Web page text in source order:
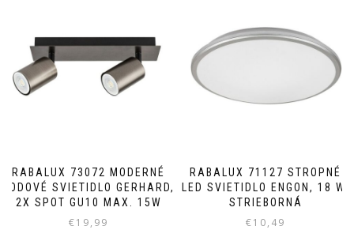
RABALUX 73072 MODERNÉ
BODOVÉ SVIETIDLO GERHARD,
2X SPOT GU10 MAX. 15W
€19,99
RABALUX 71127 STROPNÉ
LED SVIETIDLO ENGON, 18 W,
STRIEBORNÁ
€10,49